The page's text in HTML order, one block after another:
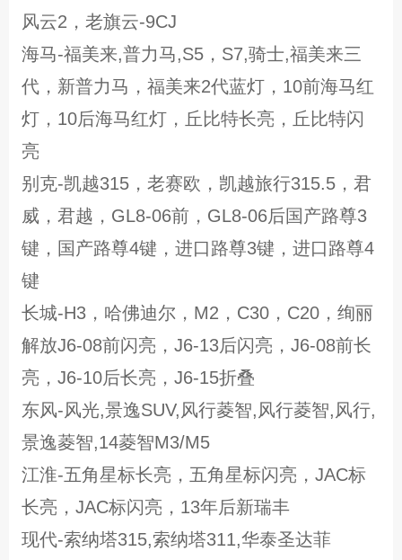
风云2，老旗云-9CJ
海马-福美来,普力马,S5，S7,骑士,福美来三
代，新普力马，福美来2代蓝灯，10前海马红
灯，10后海马红灯，丘比特长亮，丘比特闪
亮
别克-凯越315，老赛欧，凯越旅行315.5，君
威，君越，GL8-06前，GL8-06后国产路尊3
键，国产路尊4键，进口路尊3键，进口路尊4
键
长城-H3，哈佛迪尔，M2，C30，C20，绚丽
解放J6-08前闪亮，J6-13后闪亮，J6-08前长
亮，J6-10后长亮，J6-15折叠
东风-风光,景逸SUV,风行菱智,风行菱智,风行,
景逸菱智,14菱智M3/M5
江淮-五角星标长亮，五角星标闪亮，JAC标
长亮，JAC标闪亮，13年后新瑞丰
现代-索纳塔315,索纳塔311,华泰圣达菲